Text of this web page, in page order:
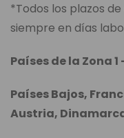
*Todos los plazos
siempre en días
Países de la Zona
Países Bajos,
Austria,